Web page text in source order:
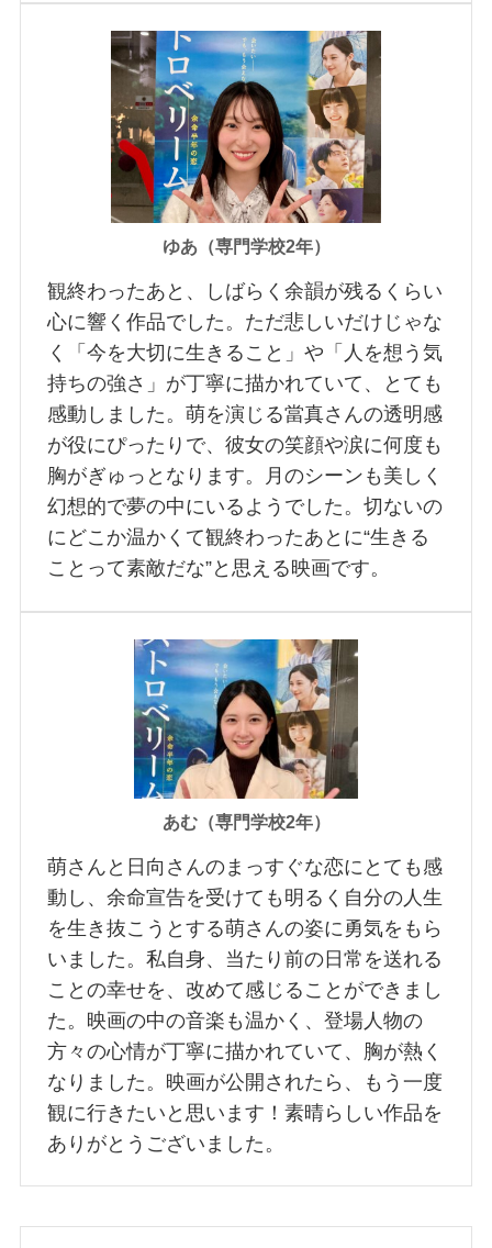
ゆあ（専門学校2年）
観終わったあと、しばらく余韻が残るくらい
心に響く作品でした。ただ悲しいだけじゃな
く「今を大切に生きること」や「人を想う気
持ちの強さ」が丁寧に描かれていて、とても
感動しました。萌を演じる當真さんの透明感
が役にぴったりで、彼女の笑顔や涙に何度も
胸がぎゅっとなります。月のシーンも美しく
幻想的で夢の中にいるようでした。切ないの
にどこか温かくて観終わったあとに“生きる
ことって素敵だな”と思える映画です。
あむ（専門学校2年）
萌さんと日向さんのまっすぐな恋にとても感
動し、余命宣告を受けても明るく自分の人生
を生き抜こうとする萌さんの姿に勇気をもら
いました。私自身、当たり前の日常を送れる
ことの幸せを、改めて感じることができまし
た。映画の中の音楽も温かく、登場人物の
方々の心情が丁寧に描かれていて、胸が熱く
なりました。映画が公開されたら、もう一度
観に行きたいと思います！素晴らしい作品を
ありがとうございました。